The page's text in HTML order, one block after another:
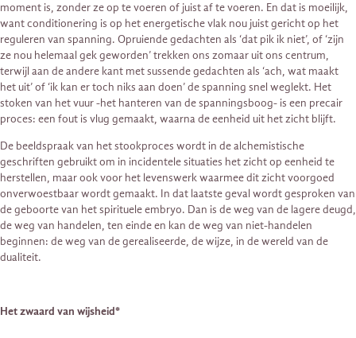
moment is, zonder ze op te voeren of juist af te voeren. En dat is moeilijk,
want conditionering is op het energetische vlak nou juist gericht op het
reguleren van spanning. Opruiende gedachten als ‘dat pik ik niet’, of ‘zijn
ze nou helemaal gek geworden’ trekken ons zomaar uit ons centrum,
terwijl aan de andere kant met sussende gedachten als ‘ach, wat maakt
het uit’ of ‘ik kan er toch niks aan doen’ de spanning snel weglekt. Het
stoken van het vuur -het hanteren van de spanningsboog- is een precair
proces: een fout is vlug gemaakt, waarna de eenheid uit het zicht blijft.
De beeldspraak van het stookproces wordt in de alchemistische
geschriften gebruikt om in incidentele situaties het zicht op eenheid te
herstellen, maar ook voor het levenswerk waarmee dit zicht voorgoed
onverwoestbaar wordt gemaakt. In dat laatste geval wordt gesproken van
de geboorte van het spirituele embryo. Dan is de weg van de lagere deugd,
de weg van handelen, ten einde en kan de weg van niet-handelen
beginnen: de weg van de gerealiseerde, de wijze, in de wereld van de
dualiteit.
Het zwaard van wijsheid*